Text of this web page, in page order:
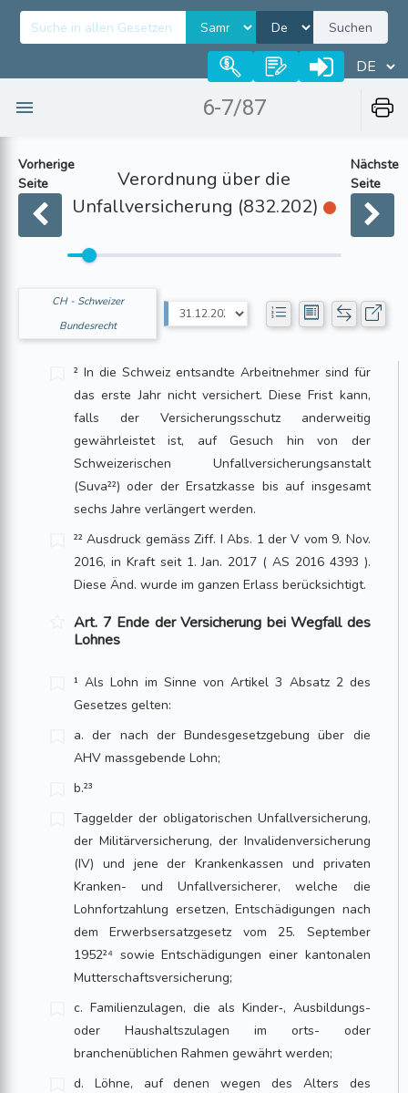
Suchen
6-7/87
Vorherige
Seite
Verordnung über die
Unfallversicherung (832.202)
Nächste
Seite
CH - Schweizer
Bundesrecht
² In die Schweiz entsandte Arbeitnehmer sind für
das erste Jahr nicht versichert. Diese Frist kann,
falls der Versicherungsschutz anderweitig
gewährleistet ist, auf Gesuch hin von der
Schweizerischen Unfallversicherungsanstalt
(Suva²²) oder der Ersatzkasse bis auf insgesamt
sechs Jahre verlängert werden.
²² Ausdruck gemäss Ziff. I Abs. 1 der V vom 9. Nov.
2016, in Kraft seit 1. Jan. 2017 ( AS 2016 4393 ).
Diese Änd. wurde im ganzen Erlass berücksichtigt.
Art. 7 Ende der Versicherung bei Wegfall des
Lohnes
¹ Als Lohn im Sinne von Artikel 3 Absatz 2 des
Gesetzes gelten:
a. der nach der Bundesgesetzgebung über die
AHV massgebende Lohn;
b.²³
Taggelder der obligatorischen Unfallversicherung,
der Militärversicherung, der Invalidenversicherung
(IV) und jene der Krankenkassen und privaten
Kranken- und Unfallversicherer, welche die
Lohnfortzahlung ersetzen, Entschädigungen nach
dem Erwerbsersatzgesetz vom 25. September
1952²⁴ sowie Entschädigungen einer kantonalen
Mutterschaftsversicherung;
c. Familienzulagen, die als Kinder‑, Ausbildungs-
oder Haushaltszulagen im orts- oder
branchenüblichen Rahmen gewährt werden;
d. Löhne, auf denen wegen des Alters des